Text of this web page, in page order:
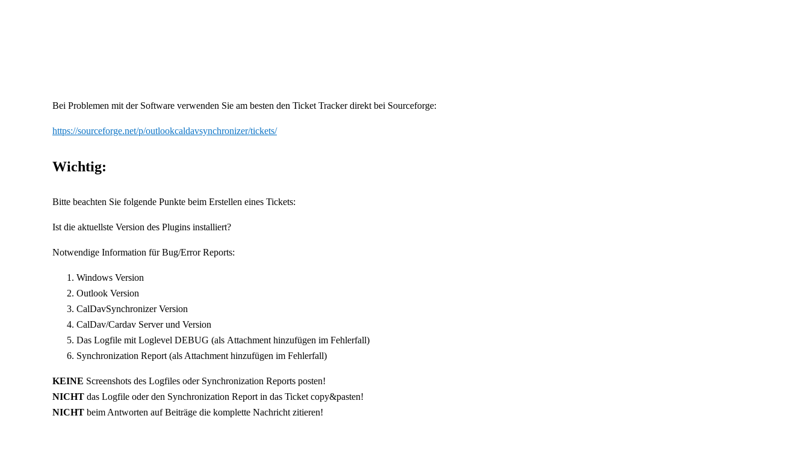
Bei Problemen mit der Software verwenden Sie am besten den Ticket Tracker direkt bei Sourceforge:
https://sourceforge.net/p/outlookcaldavsynchronizer/tickets/
Wichtig:
Bitte beachten Sie folgende Punkte beim Erstellen eines Tickets:
Ist die aktuellste Version des Plugins installiert?
Notwendige Information für Bug/Error Reports:
Windows Version
Outlook Version
CalDavSynchronizer Version
CalDav/Cardav Server und Version
Das Logfile mit Loglevel DEBUG (als Attachment hinzufügen im Fehlerfall)
Synchronization Report (als Attachment hinzufügen im Fehlerfall)
KEINE Screenshots des Logfiles oder Synchronization Reports posten!
NICHT das Logfile oder den Synchronization Report in das Ticket copy&pasten!
NICHT beim Antworten auf Beiträge die komplette Nachricht zitieren!